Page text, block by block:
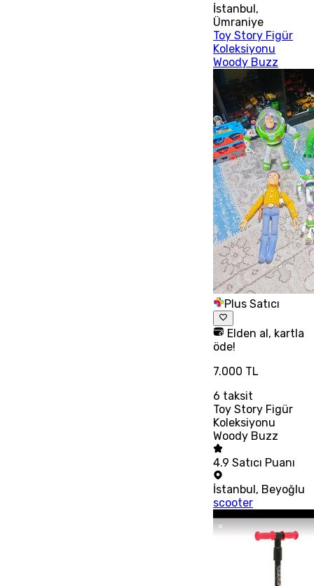
İstanbul,
Ümraniye
Toy Story Figür
Koleksiyonu
Woody Buzz
Plus Satıcı
Elden al, kartla
öde!
7.000 TL
6 taksit
Toy Story Figür
Koleksiyonu
Woody Buzz
4.9 Satıcı Puanı
İstanbul , Beyoğlu
scooter